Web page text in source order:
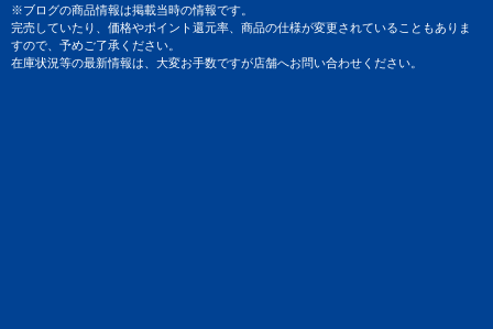
※ブログの商品情報は掲載当時の情報です。
完売していたり、価格やポイント還元率、商品の仕様が変更されていることもありま
すので、予めご了承ください。
在庫状況等の最新情報は、大変お手数ですが店舗へお問い合わせください。